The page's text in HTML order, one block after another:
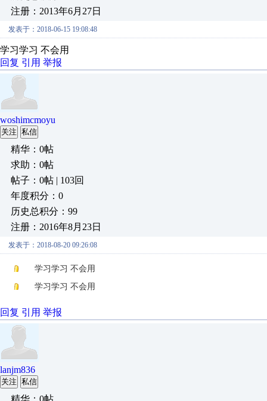
注册：2013年6月27日
发表于：2018-06-15 19:08:48
学习学习 不会用
回复 引用 举报
woshimcmoyu
关注 私信
精华：0帖
求助：0帖
帖子：0帖 | 103回
年度积分：0
历史总积分：99
注册：2016年8月23日
发表于：2018-08-20 09:26:08
学习学习 不会用
学习学习 不会用
回复 引用 举报
lanjm836
关注 私信
精华：0帖